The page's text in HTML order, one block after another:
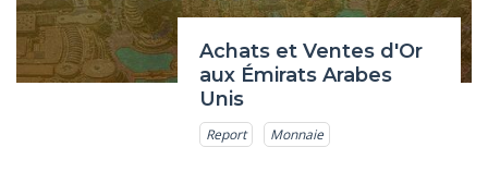
Achats et Ventes d'Or
aux Émirats Arabes
Unis
Report Monnaie